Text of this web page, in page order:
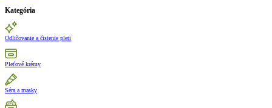
Kategória
Odličovanie a čistenie pleti
Pleťové krémy
Séra a masky